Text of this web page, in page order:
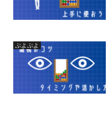
ぷよぷよ